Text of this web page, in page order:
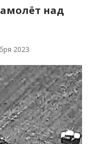
над
2023